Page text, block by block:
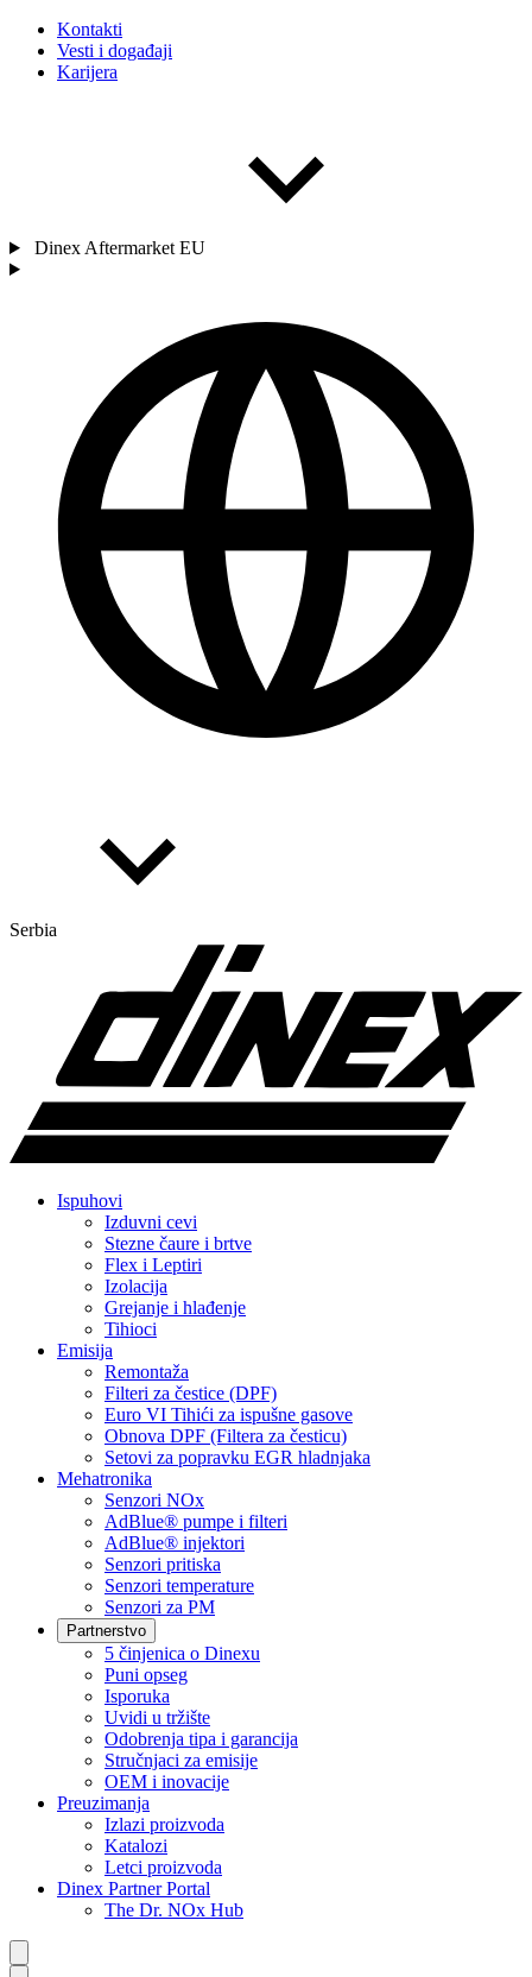
Kontakti
Vesti i događaji
Karijera
Dinex Aftermarket EU
Serbia
Ispuhovi
Izduvni cevi
Stezne čaure i brtve
Flex i Leptiri
Izolacija
Grejanje i hlađenje
Tihioci
Emisija
Remontaža
Filteri za čestice (DPF)
Euro VI Tihići za ispušne gasove
Obnova DPF (Filtera za česticu)
Setovi za popravku EGR hladnjaka
Mehatronika
Senzori NOx
AdBlue® pumpe i filteri
AdBlue® injektori
Senzori pritiska
Senzori temperature
Senzori za PM
Partnerstvo
5 činjenica o Dinexu
Puni opseg
Isporuka
Uvidi u tržište
Odobrenja tipa i garancija
Stručnjaci za emisije
OEM i inovacije
Preuzimanja
Izlazi proizvoda
Katalozi
Letci proizvoda
Dinex Partner Portal
The Dr. NOx Hub